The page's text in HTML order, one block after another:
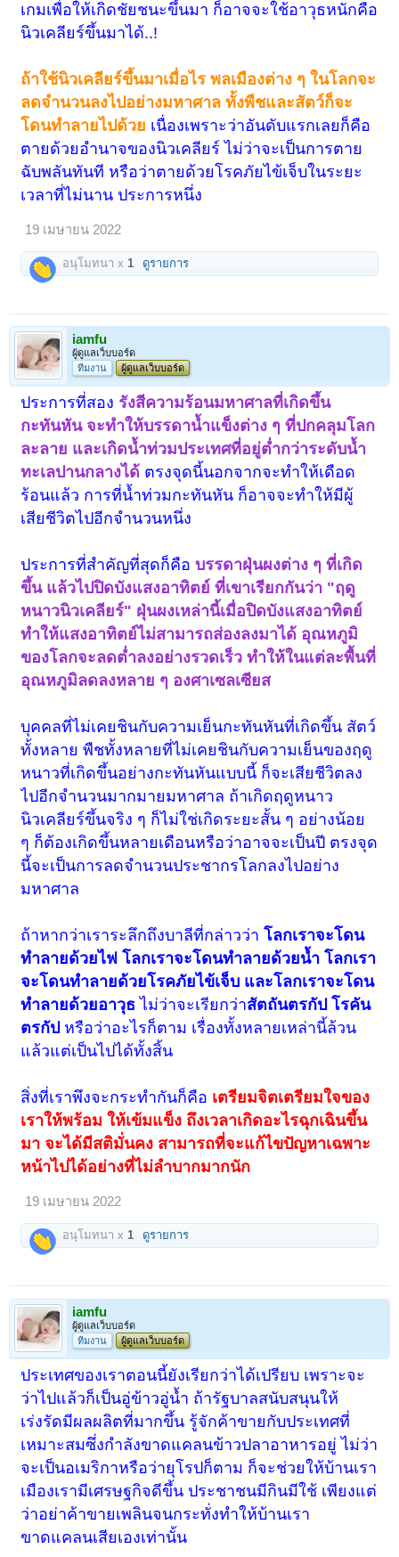
เกมเพื่อให้เกิดชัยชนะขึ้นมา ก็อาจจะใช้อาวุธหนักคือ
นิวเคลียร์ขึ้นมาได้..!
ถ้าใช้นิวเคลียร์ขึ้นมาเมื่อไร พลเมืองต่าง ๆ ในโลกจะ
ลดจำนวนลงไปอย่างมหาศาล ทั้งพืชและสัตว์ก็จะ
โดนทำลายไปด้วย เนื่องเพราะว่าอันดับแรกเลยก็คือ
ตายด้วยอำนาจของนิวเคลียร์ ไม่ว่าจะเป็นการตาย
ฉับพลันทันที หรือว่าตายด้วยโรคภัยไข้เจ็บในระยะ
เวลาที่ไม่นาน ประการหนึ่ง
19 เมษายน 2022
อนุโมทนา x1 ดูรายการ
iamfu
ผู้ดูแลเว็บบอร์ด
ทีมงาน
ผู้ดูแลเว็บบอร์ด
ประการที่สอง รังสีความร้อนมหาศาลที่เกิดขึ้น
กะทันหัน จะทำให้บรรดาน้ำแข็งต่าง ๆ ที่ปกคลุมโลก
ละลาย และเกิดน้ำท่วมประเทศที่อยู่ต่ำกว่าระดับน้ำ
ทะเลปานกลางได้ ตรงจุดนี้นอกจากจะทำให้เดือด
ร้อนแล้ว การที่น้ำท่วมกะทันหัน ก็อาจจะทำให้มีผู้
เสียชีวิตไปอีกจำนวนหนึ่ง
ประการที่สำคัญที่สุดก็คือบรรดาฝุ่นผงต่าง ๆ ที่เกิด
ขึ้น แล้วไปปิดบังแสงอาทิตย์ ที่เขาเรียกกันว่า "ฤดู
หนาวนิวเคลียร์" ฝุ่นผงเหล่านี้เมื่อปิดบังแสงอาทิตย์
ทำให้แสงอาทิตย์ไม่สามารถส่องลงมาได้ อุณหภูมิ
ของโลกจะลดต่ำลงอย่างรวดเร็ว ทำให้ในแต่ละพื้นที่
อุณหภูมิลดลงหลาย ๆ องศาเซลเซียส
บุคคลที่ไม่เคยชินกับความเย็นกะทันหันที่เกิดขึ้น สัตว์
ทั้งหลาย พืชทั้งหลายที่ไม่เคยชินกับความเย็นของฤดู
หนาวที่เกิดขึ้นอย่างกะทันหันแบบนี้ ก็จะเสียชีวิตลง
ไปอีกจำนวนมากมายมหาศาล ถ้าเกิดฤดูหนาว
นิวเคลียร์ขึ้นจริง ๆ ก็ไม่ใช่เกิดระยะสั้น ๆ อย่างน้อย
ๆ ก็ต้องเกิดขึ้นหลายเดือนหรือว่าอาจจะเป็นปี ตรงจุด
นี้จะเป็นการลดจำนวนประชากรโลกลงไปอย่าง
มหาศาล
ถ้าหากว่าเราระลึกถึงบาลีที่กล่าวว่า โลกเราจะโดน
ทำลายด้วยไฟ โลกเราจะโดนทำลายด้วยน้ำ โลกเรา
จะโดนทำลายด้วยโรคภัยไข้เจ็บ และโลกเราจะโดน
ทำลายด้วยอาวุธ ไม่ว่าจะเรียกว่าสัตถันตรกัป โรคัน
ตรกัป หรือว่าอะไรก็ตาม เรื่องทั้งหลายเหล่านี้ล้วน
แล้วแต่เป็นไปได้ทั้งสิ้น
สิ่งที่เราพึงจะกระทำกันก็คือ เตรียมจิตเตรียมใจของ
เราให้พร้อม ให้เข้มแข็ง ถึงเวลาเกิดอะไรฉุกเฉินขึ้น
มา จะได้มีสติมั่นคง สามารถที่จะแก้ไขปัญหาเฉพาะ
หน้าไปได้อย่างที่ไม่ลำบากมากนัก
19 เมษายน 2022
อนุโมทนา x1 ดูรายการ
iamfu
ผู้ดูแลเว็บบอร์ด
ทีมงาน
ผู้ดูแลเว็บบอร์ด
ประเทศของเราตอนนี้ยังเรียกว่าได้เปรียบ เพราะจะ
ว่าไปแล้วก็เป็นอู่ข้าวอู่น้ำ ถ้ารัฐบาลสนับสนุนให้
เร่งรัดมีผลผลิตที่มากขึ้น รู้จักค้าขายกับประเทศที่
เหมาะสมซึ่งกำลังขาดแคลนข้าวปลาอาหารอยู่ ไม่ว่า
จะเป็นอเมริกาหรือว่ายุโรปก็ตาม ก็จะช่วยให้บ้านเรา
เมืองเรามีเศรษฐกิจดีขึ้น ประชาชนมีกินมีใช้ เพียงแต่
ว่าอย่าค้าขายเพลินจนกระทั่งทำให้บ้านเรา
ขาดแคลนเสียเองเท่านั้น